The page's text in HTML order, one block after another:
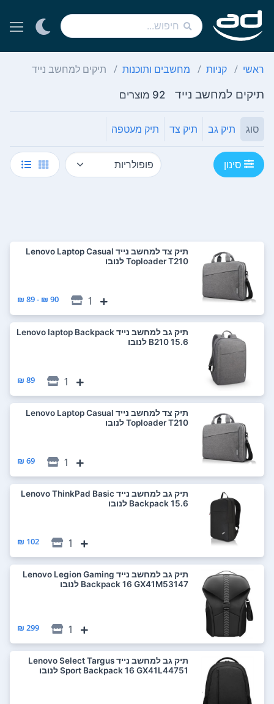
ראשי קניות מחשבים ותוכנות תיקים למחשב נייד
תיקים למחשב נייד 92 מוצרים
סוג תיק גב תיק צד תיק מעטפה
סינון
‏תיק צד למחשב נייד Lenovo Laptop Casual
Toploader T210 לנובו
1
90 ₪ - 89 ₪
‏תיק גב למחשב נייד Lenovo laptop Backpack
B210 15.6 לנובו
1
89 ₪
‏תיק צד למחשב נייד Lenovo Laptop Casual
Toploader T210 לנובו
1
69 ₪
‏תיק גב למחשב נייד Lenovo ThinkPad Basic
Backpack 15.6 לנובו
1
102 ₪
‏תיק גב למחשב נייד Lenovo Legion Gaming
Backpack 16 GX41M53147 לנובו
1
299 ₪
‏תיק גב למחשב נייד Lenovo Select Targus
Sport Backpack 16 GX41L44751 לנובו